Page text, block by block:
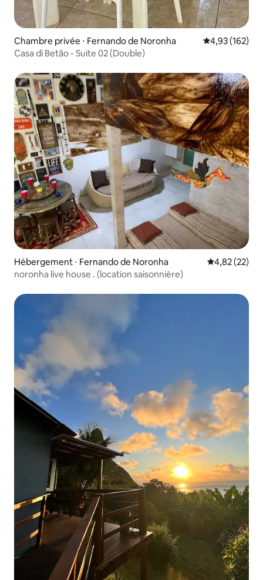
Chambre privée ⋅ Fernando de Noronha Évaluation
4,93 (162)
Casa di Betão - Suite 02 (Double)
Hébergement ⋅ Fernando de Noronha Évaluation
4,82 (22)
noronha live house . (location saisonnière)